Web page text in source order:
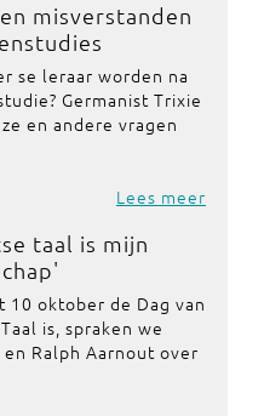
misverstanden
se leraar worden na
Germanist Trixie
en andere vragen
Lees meer
taal is mijn
10 oktober de Dag van
is, spraken we
Ralph Aarnout over